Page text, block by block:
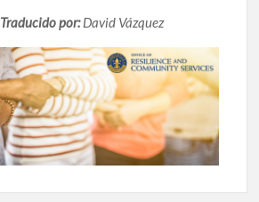
Traducido por:David Vázquez